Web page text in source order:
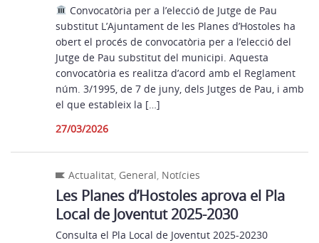
Convocatòria per a l’elecció de Jutge de Pau
substitut L’Ajuntament de les Planes d’Hostoles ha
obert el procés de convocatòria per a l’elecció del
Jutge de Pau substitut del municipi. Aquesta
convocatòria es realitza d’acord amb el Reglament
núm. 3/1995, de 7 de juny, dels Jutges de Pau, i amb
el que estableix la […]
27/03/2026
Actualitat, General, Notícies
Les Planes d’Hostoles aprova el Pla
Local de Joventut 2025-2030
Consulta el Pla Local de Joventut 2025-20230